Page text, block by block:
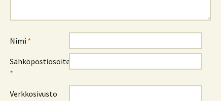
Nimi *
Sähköpostiosoite
*
Verkkosivusto